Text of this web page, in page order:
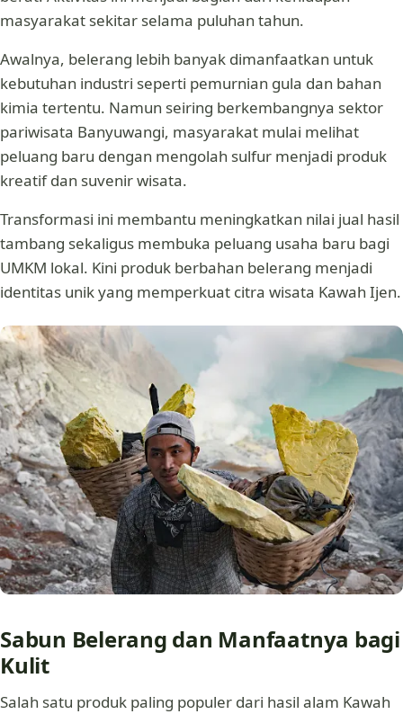
masyarakat sekitar selama puluhan tahun.
Awalnya, belerang lebih banyak dimanfaatkan untuk
kebutuhan industri seperti pemurnian gula dan bahan
kimia tertentu. Namun seiring berkembangnya sektor
pariwisata Banyuwangi, masyarakat mulai melihat
peluang baru dengan mengolah sulfur menjadi produk
kreatif dan suvenir wisata.
Transformasi ini membantu meningkatkan nilai jual hasil
tambang sekaligus membuka peluang usaha baru bagi
UMKM lokal. Kini produk berbahan belerang menjadi
identitas unik yang memperkuat citra wisata Kawah Ijen.
Sabun Belerang dan Manfaatnya bagi
Kulit
Salah satu produk paling populer dari hasil alam Kawah